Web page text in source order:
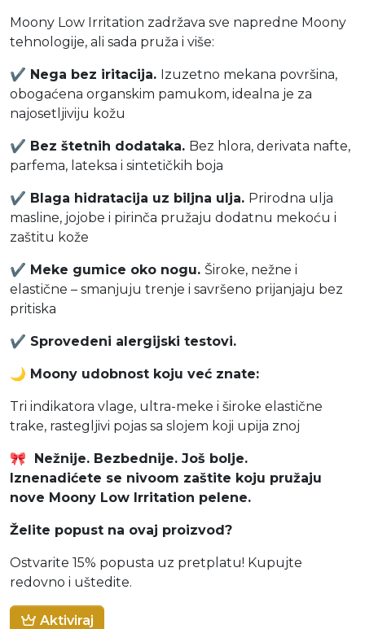
Moony Low Irritation zadržava sve napredne Moony
tehnologije, ali sada pruža i više:
✔ Nega bez iritacija. Izuzetno mekana površina,
obogaćena organskim pamukom, idealna je za
najosetljiviju kožu
✔ Bez štetnih dodataka. Bez hlora, derivata nafte,
parfema, lateksa i sintetičkih boja
✔ Blaga hidratacija uz biljna ulja. Prirodna ulja
masline, jojobe i pirinča pružaju dodatnu mekoću i
zaštitu kože
✔ Meke gumice oko nogu. Široke, nežne i
elastične – smanjuju trenje i savršeno prijanjaju bez
pritiska
✔ Sprovedeni alergijski testovi.
🌙 Moony udobnost koju već znate:
Tri indikatora vlage, ultra-meke i široke elastične
trake, rastegljivi pojas sa slojem koji upija znoj
🎀 Nežnije. Bezbednije. Još bolje.
Iznenadićete se nivoom zaštite koju pružaju
nove Moony Low Irritation pelene.
Želite popust na ovaj proizvod?
Ostvarite 15% popusta uz pretplatu! Kupujte
redovno i uštedite.
Aktiviraj